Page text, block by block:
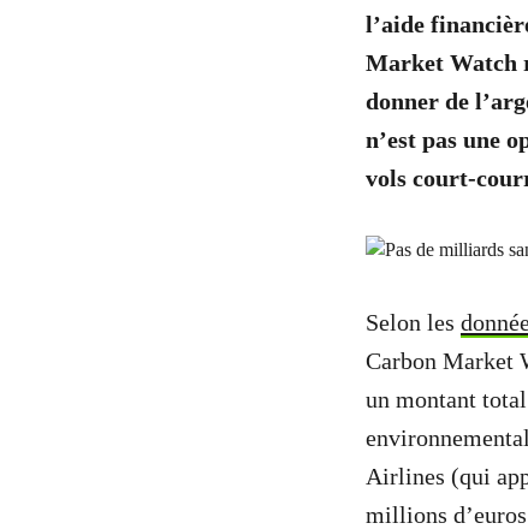
l’aide
Market Watch
donner de
n’est pas une
vols court-
Selon les
Carbon Market
un montant
Airlines (qui
millions